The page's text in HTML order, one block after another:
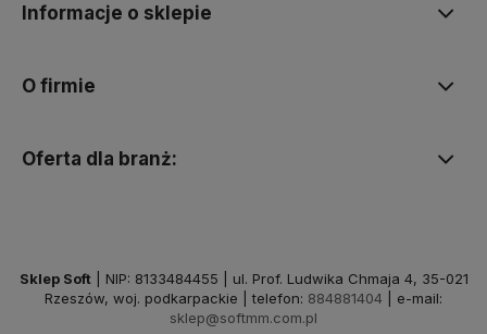
Informacje o sklepie
O firmie
Oferta dla branż:
Sklep Soft| NIP: 8133484455 | ul. Prof. Ludwika Chmaja 4, 35-021
Rzeszów, woj. podkarpackie | telefon: 884881404 | e-mail:
sklep@softmm.com.pl